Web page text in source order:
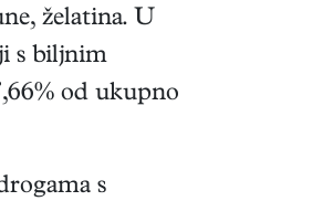
želatina. U
s biljnim
od ukupno
s